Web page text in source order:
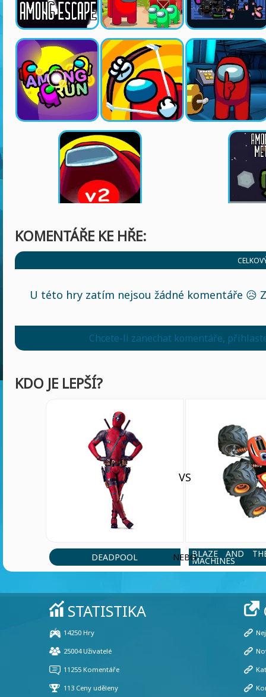
KOMENTÁŘE KE HŘE:
U této hry zatím nejsou žádné komentáře 😥
Chcete-li zanechat komentáře,
KDO JE LEPŠÍ?
DEADPOOL
VS
NEBOBLAZE AND
MACHINES